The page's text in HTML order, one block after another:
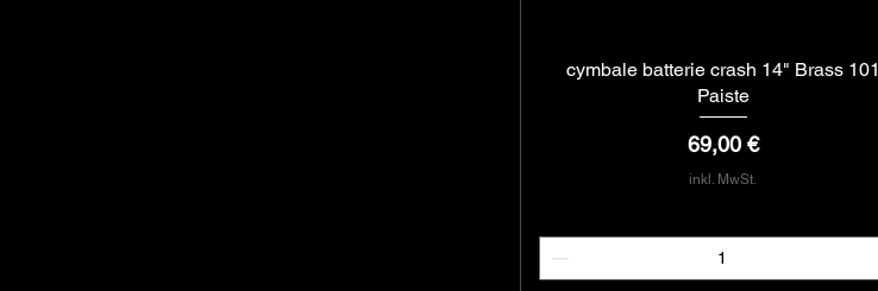
Schnellansicht
cymbale batterie crash 14" Brass 101
Paiste
Preis
69,00 €
inkl. MwSt.